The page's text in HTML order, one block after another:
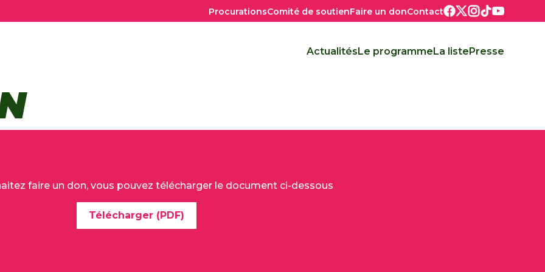
ProcurationsComité de soutienFaire un donContact
Actualités Le programme La liste Presse
faire un don, vous pouvez télécharger le document ci-dessous
Télécharger (PDF)